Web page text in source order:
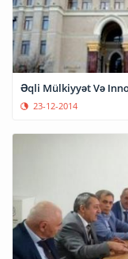
Əqli Mülkiyyət Və
23-12-2014